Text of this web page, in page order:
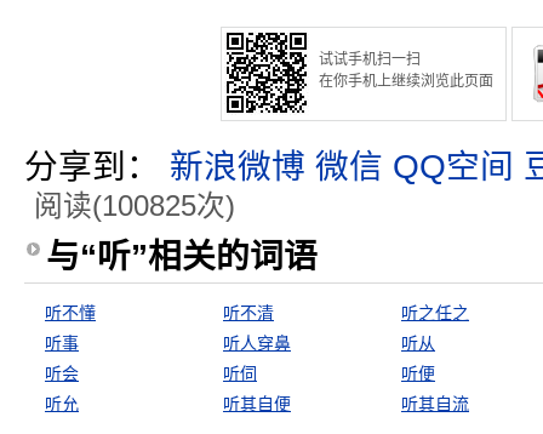
试试手机扫一扫
在你手机上继续浏览此页面
分享到： 新浪微博 微信 QQ空间
阅读(100825次)
与“听”相关的词语
听不懂 听不清
听之任之
听事
听人穿鼻
听从
听会
听伺
听便
听允
听其自便 听其自流